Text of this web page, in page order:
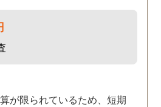
が限られているため、短期